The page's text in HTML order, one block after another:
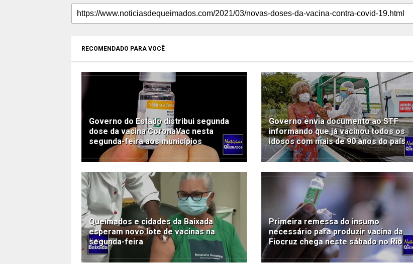
RECOMENDADO PARA VOCÊ
Governo do Estado distribui segunda
dose da vacina CoronaVac nesta
segunda-feira aos municípios
Governo envia documento ao STF
informando que já vacinou todos os
idosos com mais de 90 anos do país
Queimados e cidades da Baixada
esperam novo lote de vacinas na
segunda-feira
Primeira remessa do insumo
necessário para produzir vacina da
Fiocruz chega neste sábado no Rio